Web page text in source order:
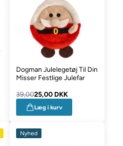
Dogman Julelegetøj Til Din
Misser Festlige Julefar
39,0025,00 DKK
Læg i kurv
Nyhed